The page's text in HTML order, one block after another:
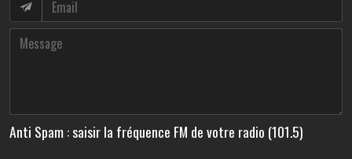
Anti Spam : saisir la fréquence FM de votre radio (101.5)